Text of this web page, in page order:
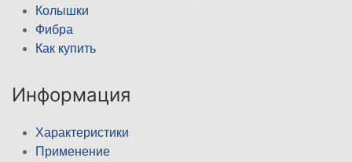
Колышки
Фибра
Как купить
Информация
Характеристики
Применение